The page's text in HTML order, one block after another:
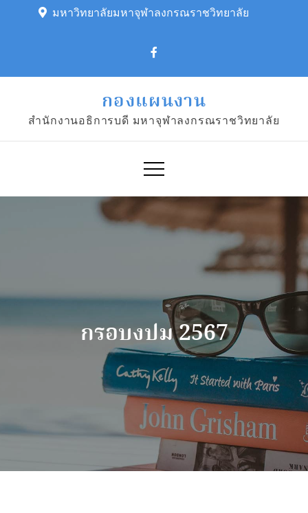
มหาวิทยาลัยมหาจุฬาลงกรณราชวิทยาลัย
กองแผนงาน
สำนักงานอธิการบดี มหาจุฬาลงกรณราชวิทยาลัย
กรอบงปม 2567